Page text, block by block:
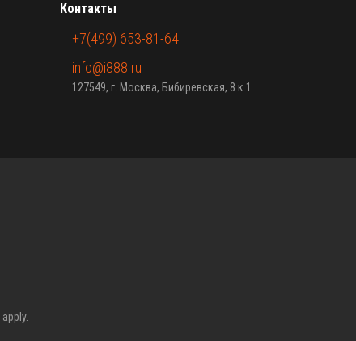
Контакты
+7(499) 653-81-64
info@i888.ru
127549, г. Москва, Бибиревская, 8 к.1
apply.